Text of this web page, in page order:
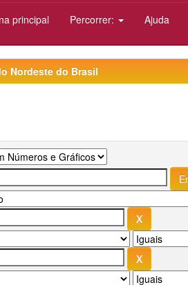
principal Percorrer: Ajuda
Nordeste do Brasil